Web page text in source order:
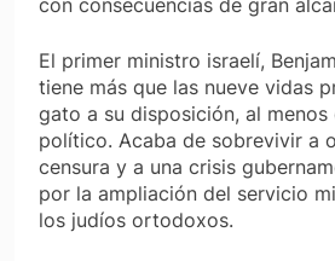
El primer ministro israelí,
tiene más que las nueve vidas
gato a su disposición, al menos
político. Acaba de sobrevivir a
censura y a una crisis
por la ampliación del servicio
los judíos ortodoxos.